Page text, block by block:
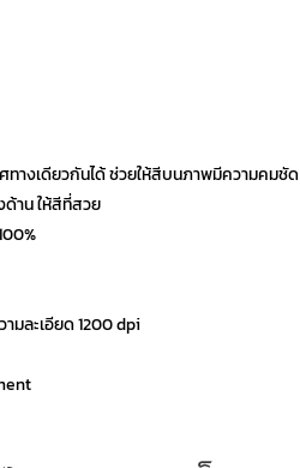
ทางเดียวกันได้ ช่วยให้สีบนภาพมีความคมชัด
าน ให้สีที่สวย
มละเอียด 1200 dpi